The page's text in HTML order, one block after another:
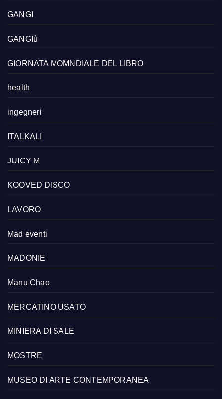
GANGI
GANGIù
GIORNATA MOMNDIALE DEL LIBRO
health
ingegneri
ITALKALI
JUICY M
KOOVED DISCO
LAVORO
Mad eventi
MADONIE
Manu Chao
MERCATINO USATO
MINIERA DI SALE
MOSTRE
MUSEO DI ARTE CONTEMPORANEA